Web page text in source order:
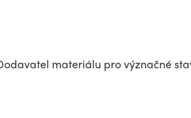
materiálu pro význačné